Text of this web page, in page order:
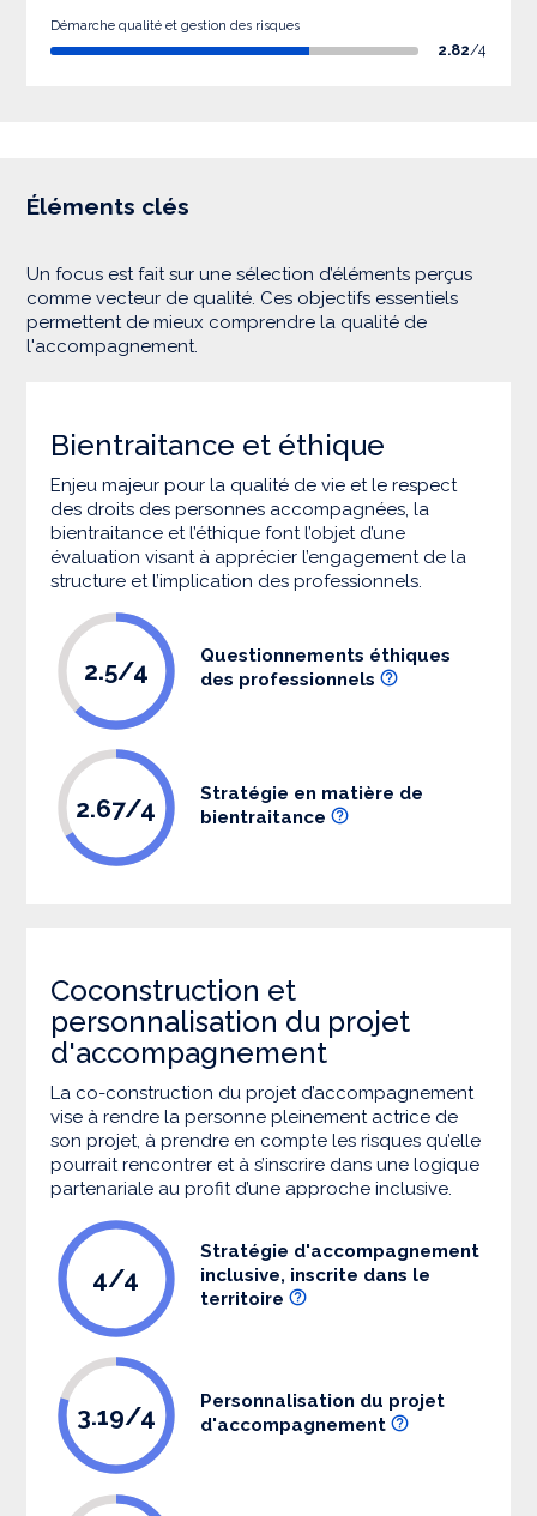
Démarche qualité et gestion des risques
2.82/4
Éléments clés
Un focus est fait sur une sélection d’éléments perçus
comme vecteur de qualité. Ces objectifs essentiels
permettent de mieux comprendre la qualité de
l'accompagnement.
Bientraitance et éthique
Enjeu majeur pour la qualité de vie et le respect
des droits des personnes accompagnées, la
bientraitance et l’éthique font l’objet d’une
évaluation visant à apprécier l’engagement de la
structure et l’implication des professionnels.
2.5/4
Questionnements éthiques
des professionnels
2.67/4
Stratégie en matière de
bientraitance
Coconstruction et
personnalisation du projet
d'accompagnement
La co-construction du projet d’accompagnement
vise à rendre la personne pleinement actrice de
son projet, à prendre en compte les risques qu’elle
pourrait rencontrer et à s’inscrire dans une logique
partenariale au profit d’une approche inclusive.
4/4
Stratégie d'accompagnement
inclusive, inscrite dans le
territoire
3.19/4
Personnalisation du projet
d'accompagnement